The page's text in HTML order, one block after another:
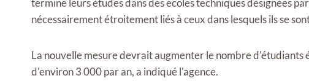
terminé leurs études dans des écoles techniques désignées
nécessairement étroitement liés à ceux dans lesquels ils se
La nouvelle mesure devrait augmenter le nombre
d'environ 3 000 par an, a indiqué l'agence.